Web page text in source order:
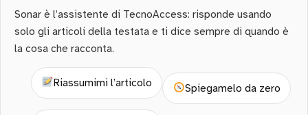
Sonar è l’assistente di TecnoAccess: risponde usando
solo gli articoli della testata e ti dice sempre di quando è
la cosa che racconta.
Riassumimi l’articolo Spiegamelo da zero